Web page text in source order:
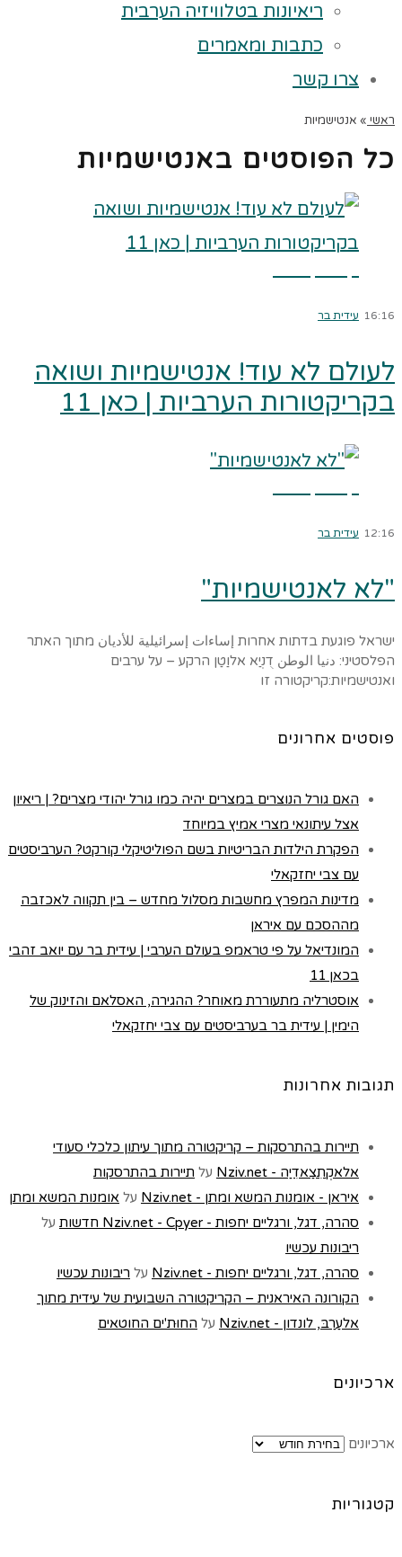
ריאיונות בטלוויזיה הערבית
כתבות ומאמרים
צרו קשר
ראשי » אנטישמיות
כל הפוסטים באנטישמיות
16:16 עידית בר
לעולם לא עוד! אנטישמיות ושואה
בקריקטורות הערביות | כאן 11
12:16 עידית בר
"לא לאנטישמיות"
ישראל פוגעת בדתות אחרות إساءات إسرائيلية للأديان מתוך האתר
הפלסטיני: دنيا الوطن דֻנְיַא אלוַטַן הרקע – על ערבים
ואנטישמיות:קריקטורה זו
פוסטים אחרונים
האם גורל הנוצרים במצרים יהיה כמו גורל יהודי מצרים? | ריאיון
אצל עיתונאי מצרי אמיץ במיוחד
הפקרת הילדות הבריטיות בשם הפוליטיקלי קורקט? הערביסטים
עם צבי יחזקאלי
מדינות המפרץ מחשבות מסלול מחדש – בין תקווה לאכזבה
מההסכם עם איראן
המונדיאל על פי טראמפ בעולם הערבי | עידית בר עם יואב זהבי
בכאן 11
אוסטרליה מתעוררת מאוחר? ההגירה, האסלאם והזינוק של
הימין | עידית בר בערביסטים עם צבי יחזקאלי
תגובות אחרונות
תיירות בהתרסקות – קריקטורה מתוך עיתון כלכלי סעודי
אלאקְתִצַאדִיַה - Nziv.net
על תיירות בהתרסקות
איראן - אומנות המשא ומתן - Nziv.net
על אומנות המשא ומתן
סהרה, דגל, ורגליים יחפות - Nziv.net - Cpyer חדשות
על
ריבונות עכשיו
סהרה, דגל, ורגליים יחפות - Nziv.net
על ריבונות עכשיו
הקורונה האיראנית – הקריקטורה השבועית של עידית מתוך
אלעַרַבּ, לונדון - Nziv.net
על החוּת'ים החוטאים
ארכיונים
ארכיונים
קטגוריות